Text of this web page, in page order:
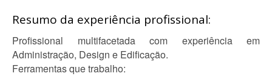
Resumo da experiência profissional:
Profissional multifacetada com experiência em
Administração, Design e Edificação.
Ferramentas que trabalho: